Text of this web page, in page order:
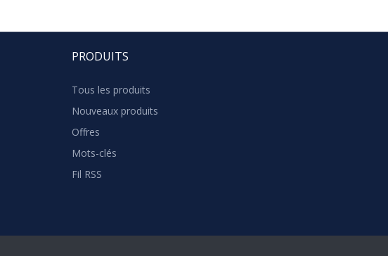
PRODUITS
Tous les produits
Nouveaux produits
Offres
Mots-clés
Fil RSS